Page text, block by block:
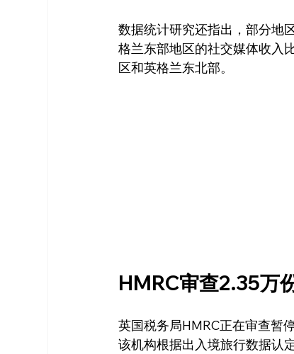
数据统计研究还指出，部分
格兰东部地区的社交媒体收入
区和英格兰东北部。
HMRC审查2.35万
英国税务局HMRC正在审查暂
该机构根据出入境旅行数据认